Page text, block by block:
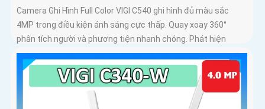
Camera Ghi Hình Full Color VIGI C540 ghi hình đủ màu sắc
4MP trong điều kiện ánh sáng cực thấp. Quay xoay 360°
phân tích người và phương tiện nhanh chóng. Phát hiện
thông minh xâm nhập khu vực